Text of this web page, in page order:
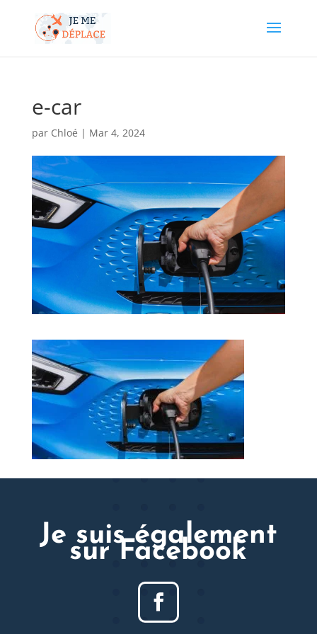
e-car
par Chloé | Mar 4, 2024
Je suis également
sur Facebook